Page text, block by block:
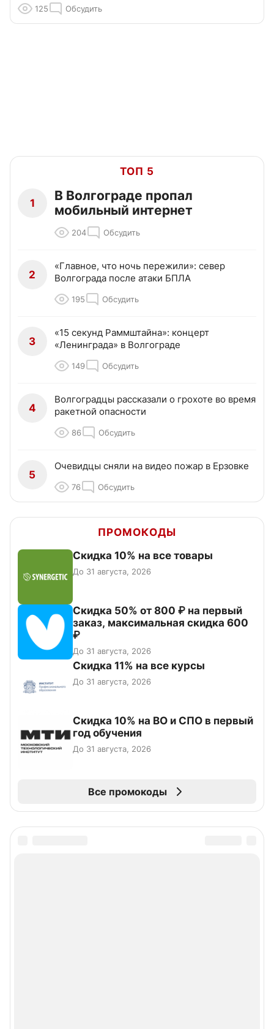
125 Обсудить
ТОП 5
1
В Волгограде пропал
мобильный интернет
204 Обсудить
2
«Главное, что ночь пережили»: север
Волгограда после атаки БПЛА
195 Обсудить
3
«15 секунд Раммштайна»: концерт
«Ленинграда» в Волгограде
149 Обсудить
4
Волгоградцы рассказали о грохоте во время
ракетной опасности
86 Обсудить
5
Очевидцы сняли на видео пожар в Ерзовке
76 Обсудить
ПРОМОКОДЫ
Скидка 10% на все товары
До 31 августа, 2026
Скидка 50% от 800 ₽ на первый
заказ, максимальная скидка 600
₽
До 31 августа, 2026
Скидка 11% на все курсы
До 31 августа, 2026
Скидка 10% на ВО и СПО в первый
год обучения
До 31 августа, 2026
Все промокоды